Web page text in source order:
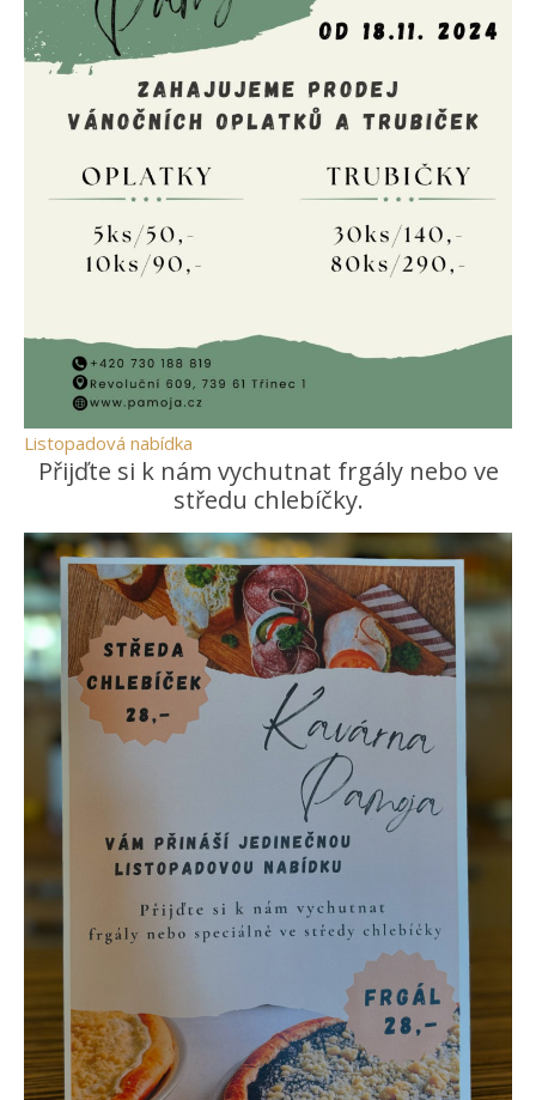
Listopadová nabídka
Přijďte si k nám vychutnat frgály nebo ve
středu chlebíčky.